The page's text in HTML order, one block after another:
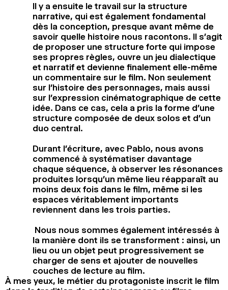
Il y a ensuite le travail sur la structure
narrative, qui est également fondamental
dès la conception, presque avant même de
savoir quelle histoire nous racontons. Il s’agit
de proposer une structure forte qui impose
ses propres règles, ouvre un jeu dialectique
et narratif et devienne finalement elle-même
un commentaire sur le film. Non seulement
sur l’histoire des personnages, mais aussi
sur l’expression cinématographique de cette
idée. Dans ce cas, cela a pris la forme d’une
structure composée de deux solos et d’un
duo central.
Durant l’écriture, avec Pablo, nous avons
commencé à systématiser davantage
chaque séquence, à observer les résonances
produites lorsqu’un même lieu réapparaît au
moins deux fois dans le film, même si les
espaces véritablement importants
reviennent dans les trois parties.
Nous nous sommes également intéressés à
la manière dont ils se transforment : ainsi, un
lieu ou un objet peut progressivement se
charger de sens et ajouter de nouvelles
couches de lecture au film.
À mes yeux, le métier du protagoniste inscrit le film